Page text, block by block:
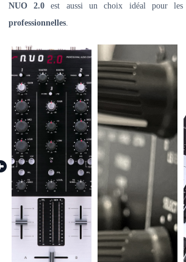
NUO 2.0est aussi un choix idéal pour les
professionnelles.